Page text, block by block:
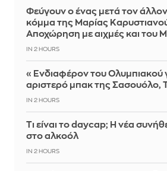
Φεύγουν ο ένας μετά τον
κόμμα της Μαρίας
Αποχώρηση με αιχμές και του
IN 2 HOURS
«Ενδιαφέρον του Ολυμπιακού
αριστερό μπακ της Σασουόλο,
IN 2 HOURS
Τι είναι το daycap; Η νέα
στο αλκοόλ
IN 2 HOURS